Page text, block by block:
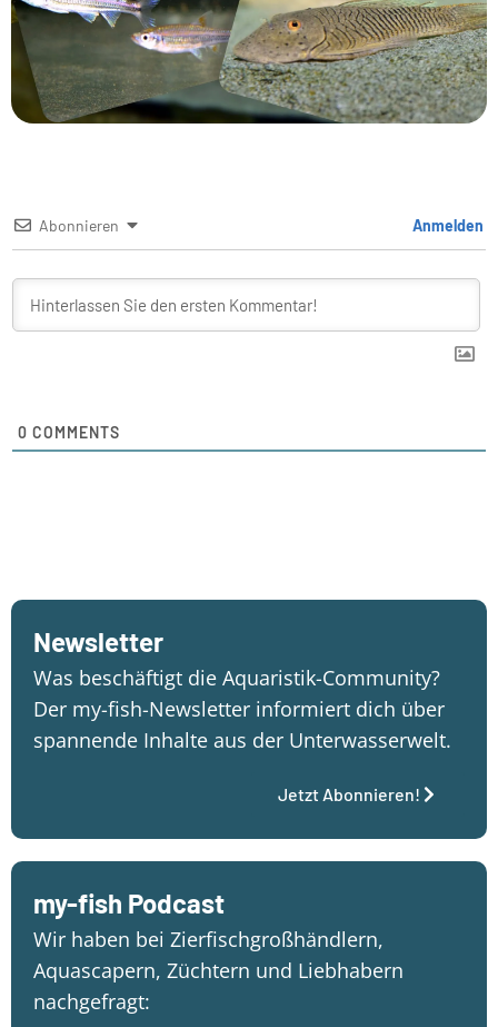
Abonnieren Anmelden
0 COMMENTS
Newsletter
Was beschäftigt die Aquaristik-Community?
Der my-fish-Newsletter informiert dich über
spannende Inhalte aus der Unterwasserwelt.
Jetzt Abonnieren!
my-fish Podcast
Wir haben bei Zierfischgroßhändlern,
Aquascapern, Züchtern und Liebhabern
nachgefragt: